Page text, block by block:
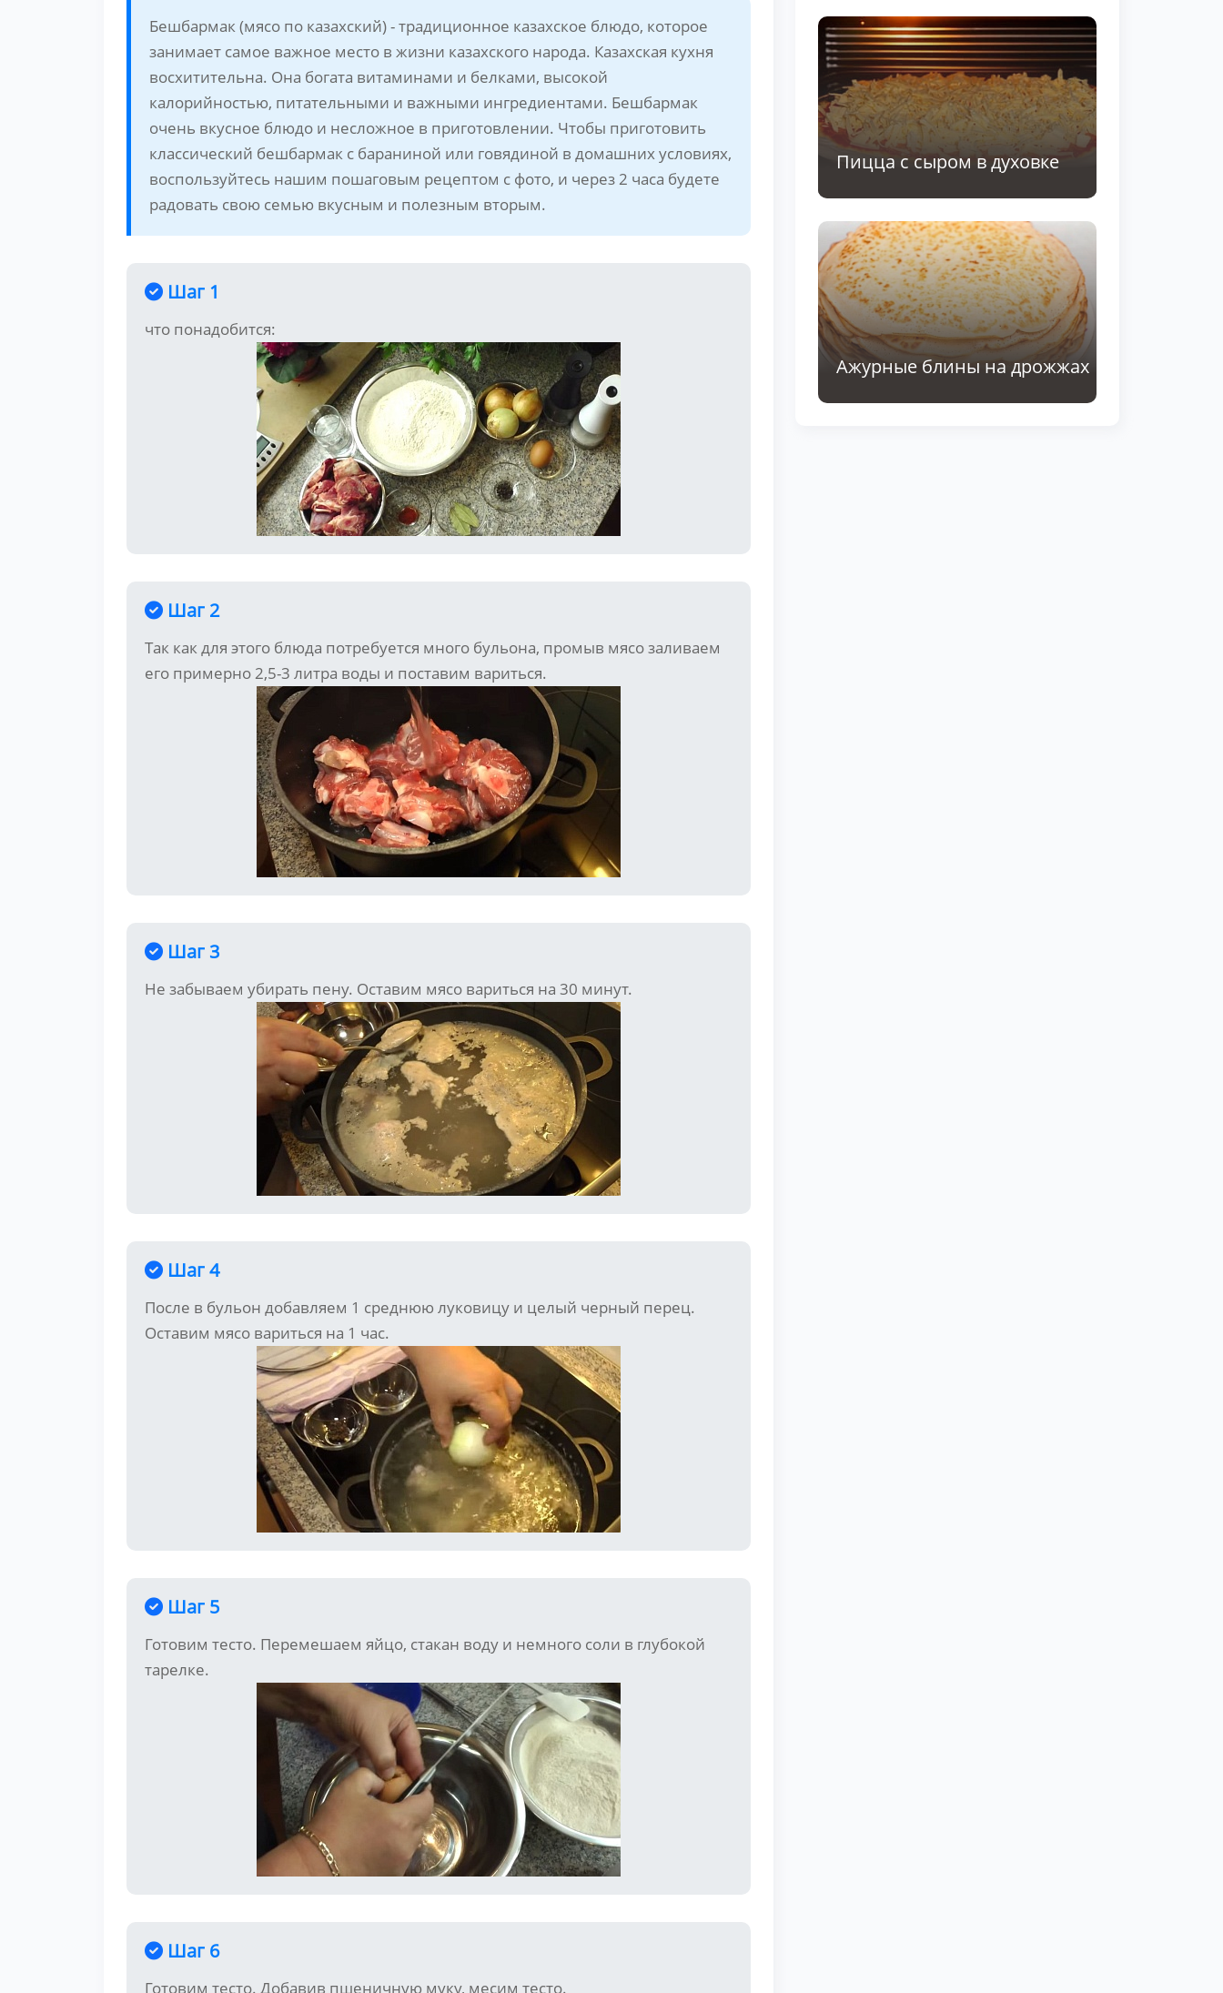
Бешбармак (мясо по казахский) - традиционное казахское блюдо, которое
занимает самое важное место в жизни казахского народа. Казахская кухня
восхитительна. Она богата витаминами и белками, высокой
калорийностью, питательными и важными ингредиентами. Бешбармак
очень вкусное блюдо и несложное в приготовлении. Чтобы приготовить
классический бешбармак с бараниной или говядиной в домашних условиях,
воспользуйтесь нашим пошаговым рецептом с фото, и через 2 часа будете
радовать свою семью вкусным и полезным вторым.
Шаг 1
что понадобится:
Шаг 2
Так как для этого блюда потребуется много бульона, промыв мясо заливаем
его примерно 2,5-3 литра воды и поставим вариться.
Шаг 3
Не забываем убирать пену. Оставим мясо вариться на 30 минут.
Шаг 4
После в бульон добавляем 1 среднюю луковицу и целый черный перец.
Оставим мясо вариться на 1 час.
Шаг 5
Готовим тесто. Перемешаем яйцо, стакан воду и немного соли в глубокой
тарелке.
Шаг 6
Готовим тесто. Добавив пшеничную муку, месим тесто.
Пицца с сыром в духовке
Ажурные блины на дрожжах